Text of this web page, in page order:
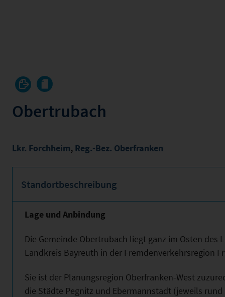
Obertrubach
Lkr. Forchheim, Reg.-Bez. Oberfranken
Standortbeschreibung
Lage und Anbindung
Die Gemeinde Obertrubach liegt ganz im Osten des
Landkreis Bayreuth in der Fremdenverkehrsregion
Sie ist der Planungsregion Oberfranken-West
die Städte Pegnitz und Ebermannstadt (jeweils